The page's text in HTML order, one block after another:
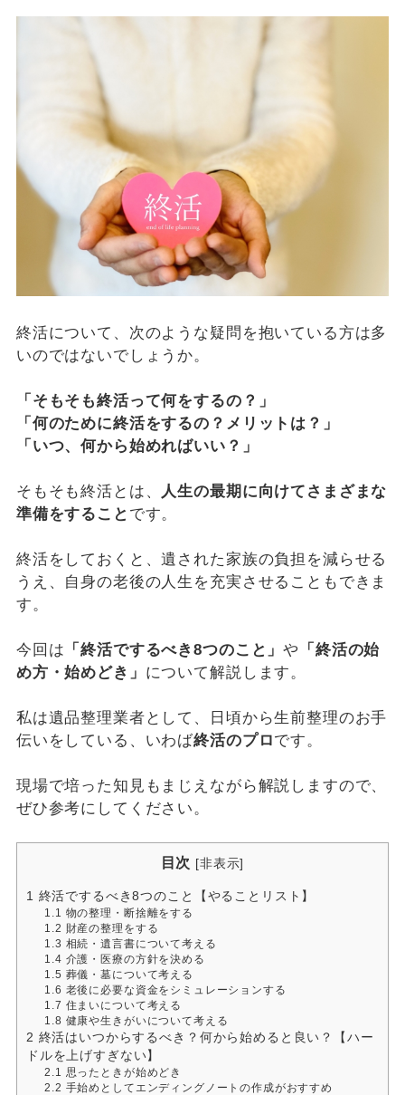
終活について、次のような疑問を抱いている方は多
いのではないでしょうか。
「そもそも終活って何をするの？」
「何のために終活をするの？メリットは？」
「いつ、何から始めればいい？」
そもそも終活とは、 人生の最期に向けてさまざまな
準備をすること です。
終活をしておくと、遺された家族の負担を減らせる
うえ、自身の老後の人生を充実させることもできま
す。
今回は 「終活でするべき8つのこと」や
「終活の始
め方・始めどき」 について解説します。
私は遺品整理業者として、日頃から生前整理のお手
伝いをしている、いわば終活のプロです。
現場で培った知見もまじえながら解説しますので、
ぜひ参考にしてください。
目次 [非表示]
1 終活でするべき8つのこと【やることリスト】
1.1
物の整理・断捨離をする
1.2 財産の整理をする
1.3 相続・遺言書について考える
1.4 介護・医療の方針を決める
1.5 葬儀・墓について考える
1.6 老後に必要な資金をシミュレーションする
1.7 住まいについて考える
1.8 健康や生きがいについて考える
2 終活はいつからするべき？何から始めると良い？【ハー
ドルを上げすぎない】
2.1
思ったときが始めどき
2.2 手始めとしてエンディングノートの作成がおすすめ